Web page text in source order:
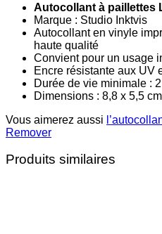
Autocollant à paillettes
Marque : Studio Inktvis
Autocollant en vinyle
haute qualité
Convient pour un usage
Encre résistante aux UV
Durée de vie minimale :
Dimensions : 8,8 x 5,5 cm
Vous aimerez aussi
Remover
Produits similaires